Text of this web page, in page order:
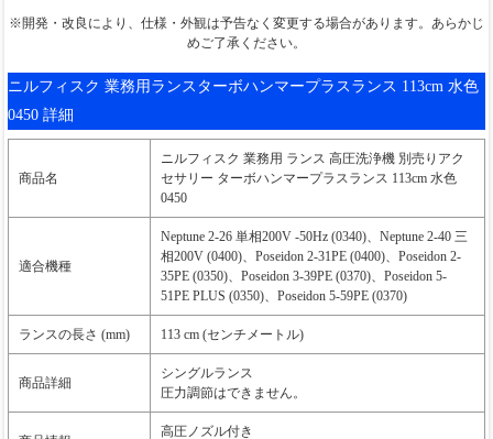
※開発・改良により、仕様・外観は予告なく変更する場合があります。あらかじ
めご了承ください。
ニルフィスク 業務用ランスターボハンマープラスランス 113cm 水色
0450 詳細
商品名
ニルフィスク 業務用 ランス 高圧洗浄機 別売りアク
セサリー ターボハンマープラスランス 113cm 水色
0450
適合機種
Neptune 2-26 単相200V -50Hz (0340)、Neptune 2-40 三
相200V (0400)、Poseidon 2-31PE (0400)、Poseidon 2-
35PE (0350)、Poseidon 3-39PE (0370)、Poseidon 5-
51PE PLUS (0350)、Poseidon 5-59PE (0370)
ランスの長さ (mm) 113 cm (センチメートル)
商品詳細
シングルランス
圧力調節はできません。
高圧ノズル付き